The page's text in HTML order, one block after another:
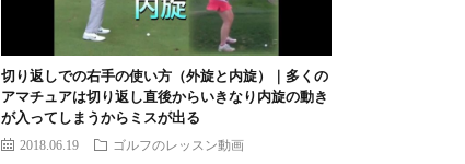
切り返しでの右手の使い方（外旋と内旋）｜多くの
アマチュアは切り返し直後からいきなり内旋の動き
が入ってしまうからミスが出る
2018.06.19 ゴルフのレッスン動画